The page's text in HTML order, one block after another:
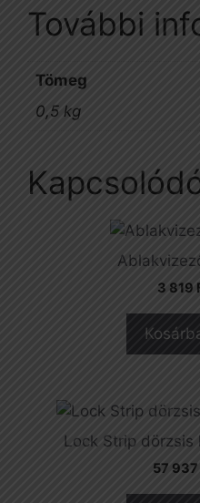
További
Tömeg
0,5 kg
3 819
Lock Strip
57 937